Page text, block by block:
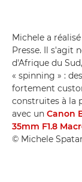
Michele a
Presse. Il s'agit
d'Afrique du
« spinning » :
fortement
construites à la
avec un Canon
35mm F1.8
© Michele